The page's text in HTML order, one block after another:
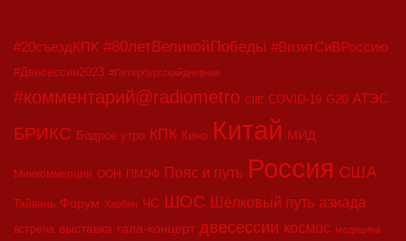
#20съездКПК #80летВеликойПобеды #ВизитСиВРоссию
#Двесессии2023 #Петербургскийдневник
#комментарий@radiometro CIIE COVID-19 G20 АТЭС
БРИКС Бодрое утро КПК Кино Китай МИД
Минкоммерции ООН ПМЭФ Пояс и путь Россия США
Тайвань Форум Харбин ЧС ШОС Шёлковый путь азиада
встреча выставка гала-концерт двесессии космос медицина